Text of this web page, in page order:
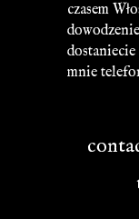
czasem
mnie